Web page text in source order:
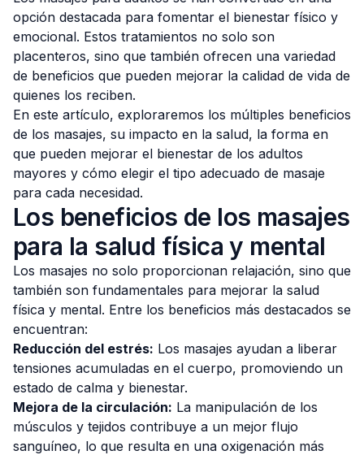
Consulta Gratis
opción destacada para fomentar el bienestar físico y
emocional. Estos tratamientos no solo son
placenteros, sino que también ofrecen una variedad
de beneficios que pueden mejorar la calidad de vida de
quienes los reciben.
En este artículo, exploraremos los múltiples beneficios
de los masajes, su impacto en la salud, la forma en
que pueden mejorar el bienestar de los adultos
mayores y cómo elegir el tipo adecuado de masaje
para cada necesidad.
Los beneficios de los masajes
para la salud física y mental
Los masajes no solo proporcionan relajación, sino que
también son fundamentales para mejorar la salud
física y mental. Entre los beneficios más destacados se
encuentran:
Reducción del estrés: Los masajes ayudan a liberar
tensiones acumuladas en el cuerpo, promoviendo un
estado de calma y bienestar.
Mejora de la circulación: La manipulación de los
músculos y tejidos contribuye a un mejor flujo
sanguíneo, lo que resulta en una oxigenación más